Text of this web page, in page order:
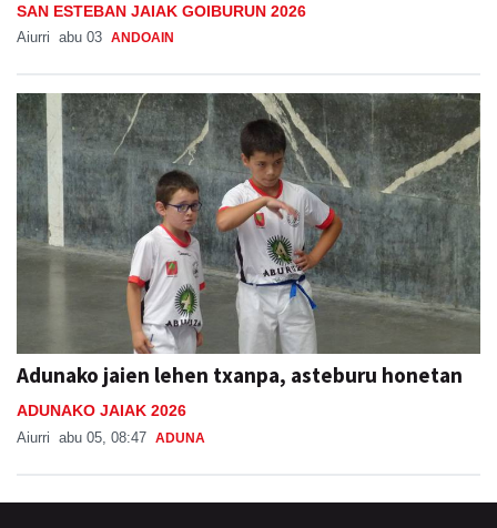
SAN ESTEBAN JAIAK GOIBURUN 2026
Aiurri abu 03 ANDOAIN
Adunako jaien lehen txanpa, asteburu honetan
ADUNAKO JAIAK 2026
Aiurri abu 05, 08:47 ADUNA